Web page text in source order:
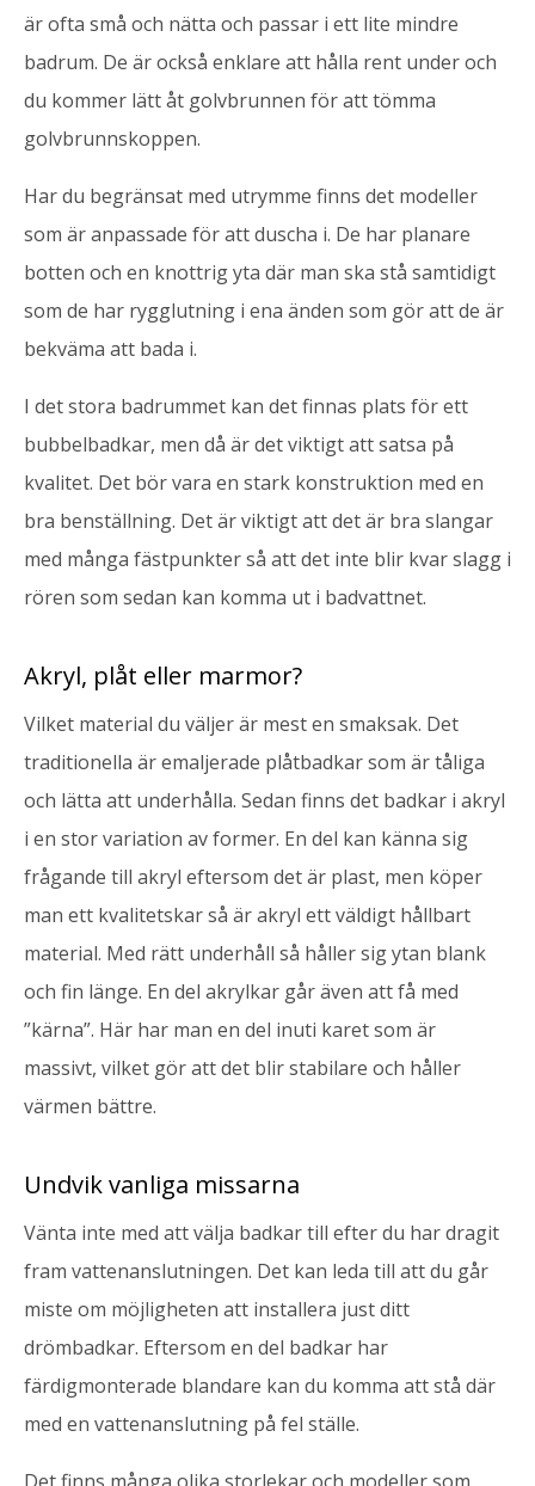
är ofta små och nätta och passar i ett lite mindre
badrum. De är också enklare att hålla rent under och
du kommer lätt åt golvbrunnen för att tömma
golvbrunnskoppen.
Har du begränsat med utrymme finns det modeller
som är anpassade för att duscha i. De har planare
botten och en knottrig yta där man ska stå samtidigt
som de har rygglutning i ena änden som gör att de är
bekväma att bada i.
I det stora badrummet kan det finnas plats för ett
bubbelbadkar, men då är det viktigt att satsa på
kvalitet. Det bör vara en stark konstruktion med en
bra benställning. Det är viktigt att det är bra slangar
med många fästpunkter så att det inte blir kvar slagg i
rören som sedan kan komma ut i badvattnet.
Akryl, plåt eller marmor?
Vilket material du väljer är mest en smaksak. Det
traditionella är emaljerade plåtbadkar som är tåliga
och lätta att underhålla. Sedan finns det badkar i akryl
i en stor variation av former. En del kan känna sig
frågande till akryl eftersom det är plast, men köper
man ett kvalitetskar så är akryl ett väldigt hållbart
material. Med rätt underhåll så håller sig ytan blank
och fin länge. En del akrylkar går även att få med
”kärna”. Här har man en del inuti karet som är
massivt, vilket gör att det blir stabilare och håller
värmen bättre.
Undvik vanliga missarna
Vänta inte med att välja badkar till efter du har dragit
fram vattenanslutningen. Det kan leda till att du går
miste om möjligheten att installera just ditt
drömbadkar. Eftersom en del badkar har
färdigmonterade blandare kan du komma att stå där
med en vattenanslutning på fel ställe.